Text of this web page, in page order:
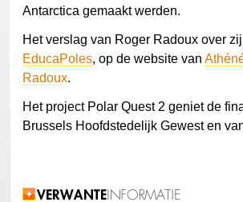
Antarctica gemaakt werden.
Het verslag van Roger Radoux over
EducaPoles, op de website van
Radoux.
Het project Polar Quest 2 geniet de
Brussels Hoofdstedelijk Gewest en
Verwante informatie